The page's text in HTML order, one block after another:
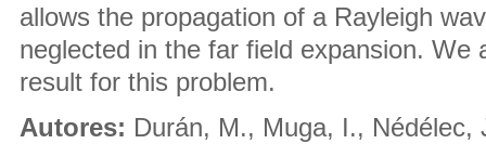
allows the propagation of a Rayleigh
neglected in the far field expansion. We
result for this problem.
Autores: Durán, M., Muga, I., Nédélec,